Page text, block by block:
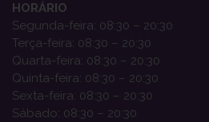
HORÁRIO
Segunda-feira: 08:30 – 20:30
Terça-feira: 08:30 – 20:30
Quarta-feira: 08:30 – 20:30
Quinta-feira: 08:30 – 20:30
Sexta-feira: 08:30 – 20:30
Sábado: 08:30 – 20:30